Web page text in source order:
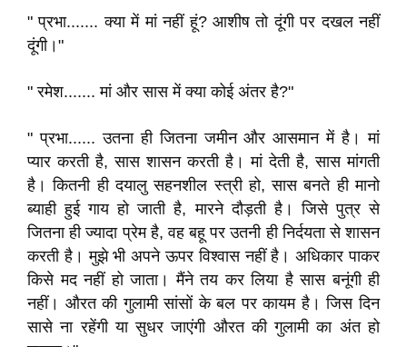
" प्रभा....... क्या में मां नहीं हूं? आशीष तो दूंगी पर दखल नहीं
दूंगी।"
" रमेश....... मां और सास में क्या कोई अंतर है?"
" प्रभा...... उतना ही जितना जमीन और आसमान में है। मां
प्यार करती है, सास शासन करती है। मां देती है, सास मांगती
है। कितनी ही दयालु सहनशील स्त्री हो, सास बनते ही मानो
ब्याही हुई गाय हो जाती है, मारने दौड़ती है। जिसे पुत्र से
जितना ही ज्यादा प्रेम है, वह बहू पर उतनी ही निर्दयता से शासन
करती है। मुझे भी अपने ऊपर विश्वास नहीं है। अधिकार पाकर
किसे मद नहीं हो जाता। मैंने तय कर लिया है सास बनूंगी ही
नहीं। औरत की गुलामी सांसों के बल पर कायम है। जिस दिन
सासे ना रहेंगी या सुधर जाएंगी औरत की गुलामी का अंत हो